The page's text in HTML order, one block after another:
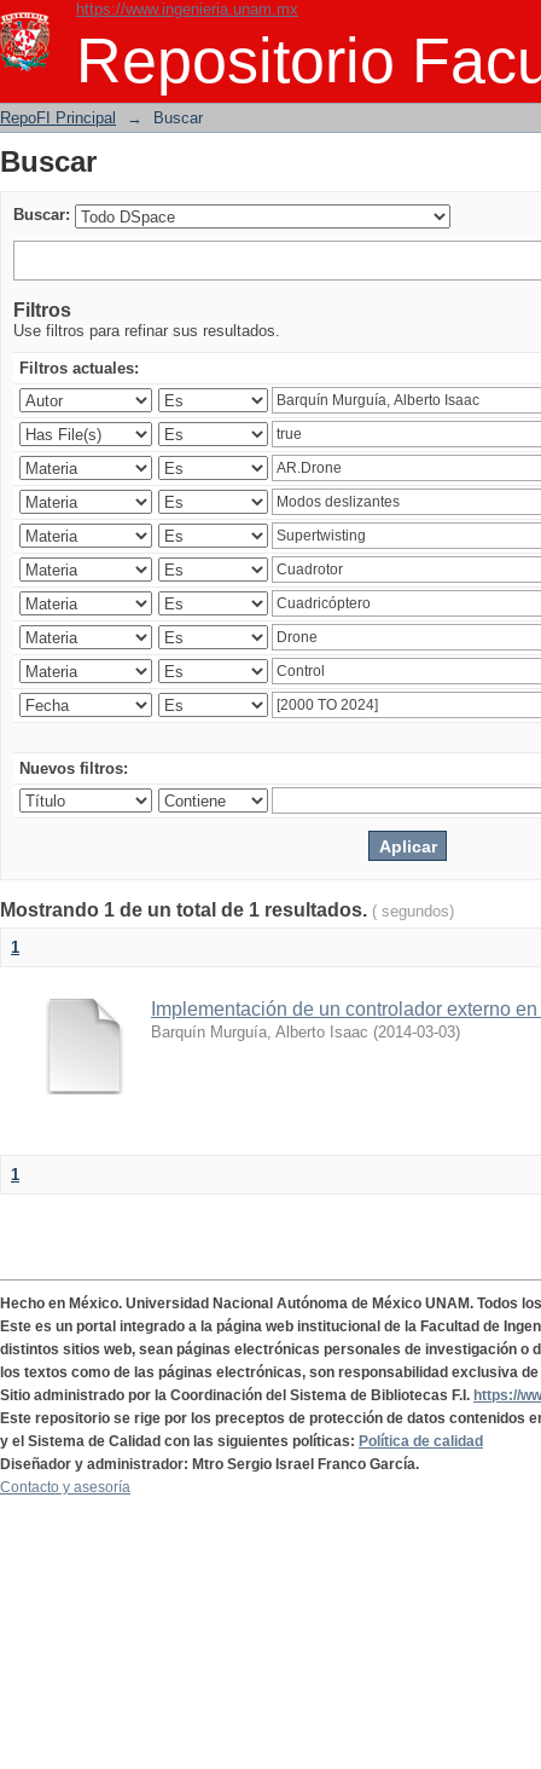
https://www.ingenieria.unam.mx
Repositorio
Buscar
RepoFI Principal → Buscar
Buscar
Buscar:
Filtros
Use filtros para refinar sus resultados.
Filtros actuales:
Nuevos filtros:
Mostrando 1 de un total de 1 resultados. ( segundos)
1
Implementación de un controlador externo
Barquín Murguía, Alberto Isaac (2014-03-03)
1
Hecho en México. Universidad Nacional Autónoma de México UNAM. Todos
Este es un portal integrado a la página web institucional de la Facultad de
distintos sitios web, sean páginas electrónicas personales de investigación o
los textos como de las páginas electrónicas, son responsabilidad exclusiva
Sitio administrado por la Coordinación del Sistema de Bibliotecas F.I. https://
Este repositorio se rige por los preceptos de protección de datos contenidos
y el Sistema de Calidad con las siguientes políticas: Política de calidad
Diseñador y administrador: Mtro Sergio Israel Franco García.
Contacto y asesoría